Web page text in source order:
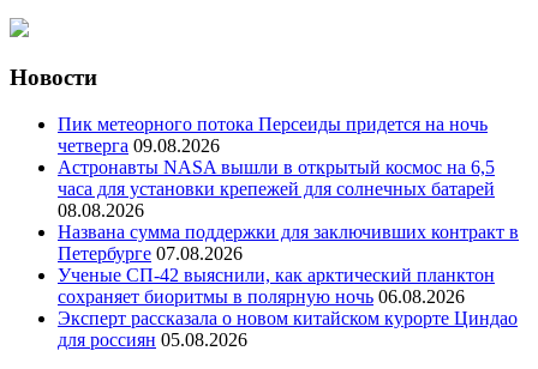
Новости
Пик метеорного потока Персеиды придется на ночь
четверга 09.08.2026
Астронавты NASA вышли в открытый космос на 6,5
часа для установки крепежей для солнечных батарей
08.08.2026
Названа сумма поддержки для заключивших контракт в
Петербурге 07.08.2026
Ученые СП-42 выяснили, как арктический планктон
сохраняет биоритмы в полярную ночь 06.08.2026
Эксперт рассказала о новом китайском курорте Циндао
для россиян 05.08.2026